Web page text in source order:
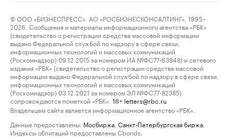
© ООО «БИЗНЕСПРЕСС», АО «РОСБИЗНЕСКОНСАЛТИНГ», 1995–
2026. Сообщения и материалы информационного агентства «РБК»
(свидетельство о регистрации средства массовой информации
выдано Федеральной службой по надзору в сфере связи,
информационных технологий и массовых коммуникаций
(Роскомнадзор) 09.12.2015 за номером ИА №ФС77-63848) и сетевого
издания «РБК» (свидетельство о регистрации средства массовой
информации выдано Федеральной службой по надзору в сфере связи,
информационных технологий и массовых коммуникаций
(Роскомнадзор) 03.12.2021 за номером ЭЛ №ФС77-82385)
сопровождаются пометкой «РБК».
18+ letters@rbc.ru
Владельцем сайта является информационное агентство «РБК».
Данные предоставлены: Мосбиржа Санкт-Петербургская биржа
Индексы облигаций предоставлены Cbonds.